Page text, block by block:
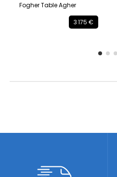
Fogher Table Agher
3 175 €